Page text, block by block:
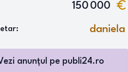
150 000
daniela
anunțul pe publi24.ro